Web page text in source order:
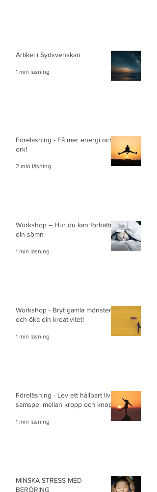
Artikel i Sydsvenskan
1 min läsning
Föreläsning - Få mer energi och
ork!
2 min läsning
Workshop – Hur du kan förbättra
din sömn
1 min läsning
Workshop - Bryt gamla mönster
och öka din kreativitet!
1 min läsning
Föreläsning - Lev ett hållbart liv i
samspel mellan kropp och knopp
1 min läsning
MINSKA STRESS MED
BERÖRING